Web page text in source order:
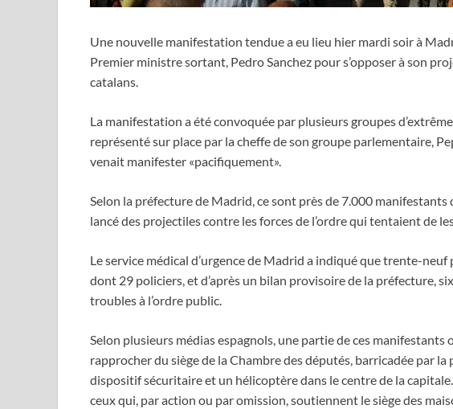
Une nouvelle manifestation tendue a eu lieu hier mardi soir à
Premier ministre sortant, Pedro Sanchez pour s’opposer à son
catalans.
La manifestation a été convoquée par plusieurs groupes
représenté sur place par la cheffe de son groupe parlementaire,
venait manifester «pacifiquement».
Selon la préfecture de Madrid, ce sont près de 7.000
lancé des projectiles contre les forces de l’ordre qui tentaient de
Le service médical d’urgence de Madrid a indiqué que trente-
dont 29 policiers, et d’après un bilan provisoire de la préfecture,
troubles à l’ordre public.
Selon plusieurs médias espagnols, une partie de ces
rapprocher du siège de la Chambre des députés, barricadée par
dispositif sécuritaire et un hélicoptère dans le centre de la
ceux qui, par action ou par omission, soutiennent le siège des